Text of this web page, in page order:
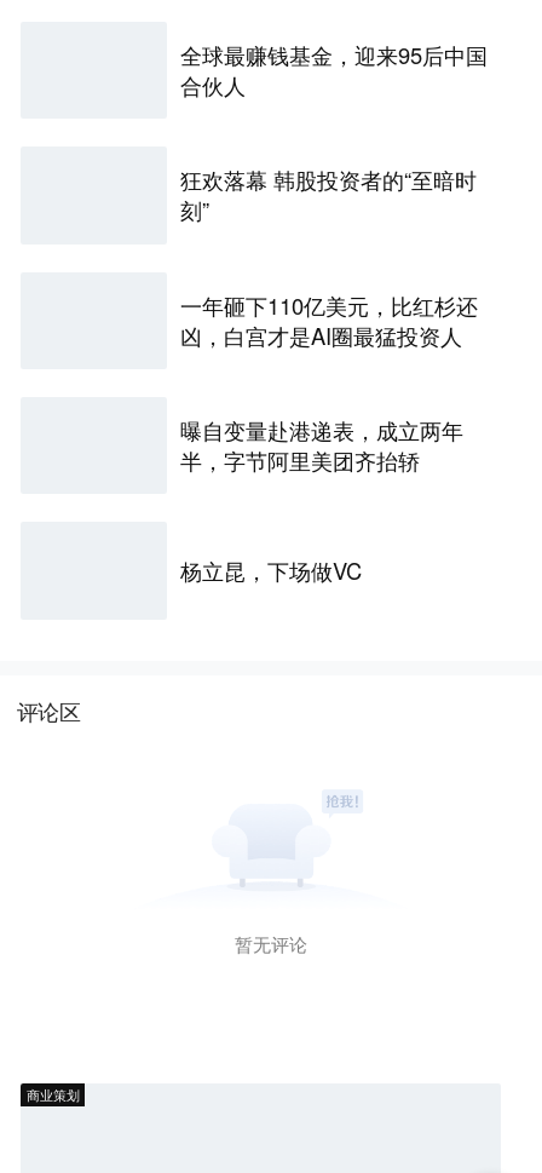
全球最赚钱基金，迎来95后中国
合伙人
狂欢落幕 韩股投资者的“至暗时
刻”
一年砸下110亿美元，比红杉还
凶，白宫才是AI圈最猛投资人
曝自变量赴港递表，成立两年
半，字节阿里美团齐抬轿
杨立昆，下场做VC
评论区
暂无评论
商业策划